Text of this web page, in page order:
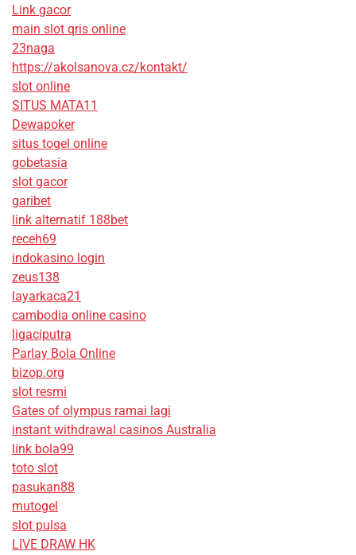
Link gacor
main slot qris online
23naga
https://akolsanova.cz/kontakt/
slot online
SITUS MATA11
Dewapoker
situs togel online
gobetasia
slot gacor
garibet
link alternatif 188bet
receh69
indokasino login
zeus138
layarkaca21
cambodia online casino
ligaciputra
Parlay Bola Online
bizop.org
slot resmi
Gates of olympus ramai lagi
instant withdrawal casinos Australia
link bola99
toto slot
pasukan88
mutogel
slot pulsa
LIVE DRAW HK